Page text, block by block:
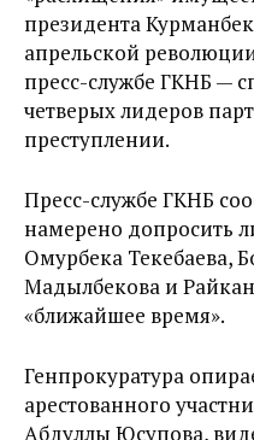
президента
апрельской
пресс-службе ГКНБ —
четверых лидеров
преступлении.
Пресс-службе ГКНБ
намерено допросить
Омурбека Текебаева,
Мадылбекова и
«ближайшее время».
Генпрокуратура
арестованного
Абдуллы Юсупова,